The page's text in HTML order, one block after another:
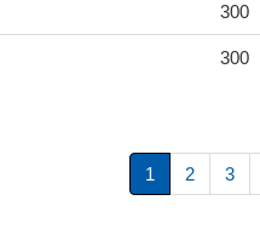
300
300
1 2 3